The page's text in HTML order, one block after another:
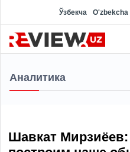
Ўзбекча O'zbekcha
Аналитика
Шавкат